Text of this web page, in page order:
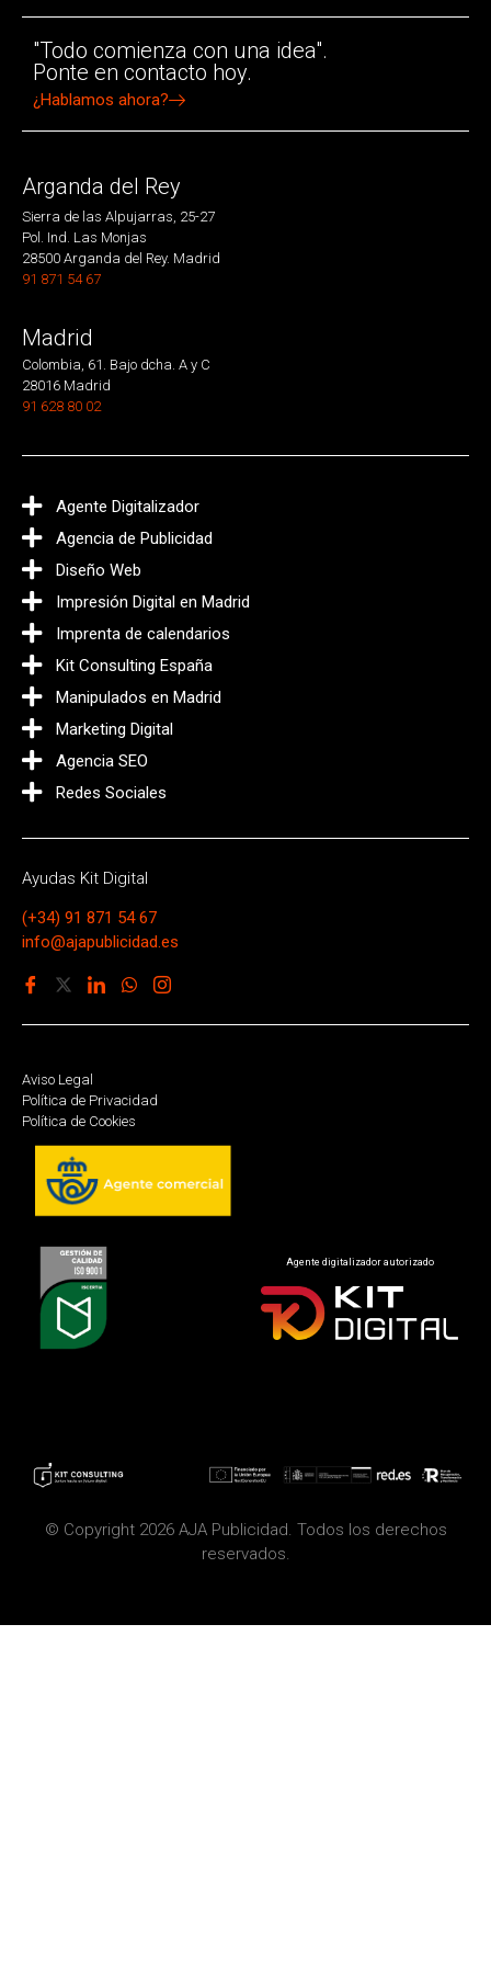
"Todo comienza con una idea".
Ponte en contacto hoy.
¿Hablamos ahora?
Arganda del Rey
Sierra de las Alpujarras, 25-27
Pol. Ind. Las Monjas
28500 Arganda del Rey. Madrid
91 871 54 67
Madrid
Colombia, 61. Bajo dcha. A y C
28016 Madrid
91 628 80 02
Agente Digitalizador
Agencia de Publicidad
Diseño Web
Impresión Digital en Madrid
Imprenta de calendarios
Kit Consulting España
Manipulados en Madrid
Marketing Digital
Agencia SEO
Redes Sociales
Ayudas Kit Digital
(+34) 91 871 54 67
info@ajapublicidad.es
Aviso Legal
Política de Privacidad
Política de Cookies
Agente digitalizador autorizado
© Copyright 2026 AJA Publicidad. Todos los derechos
reservados.